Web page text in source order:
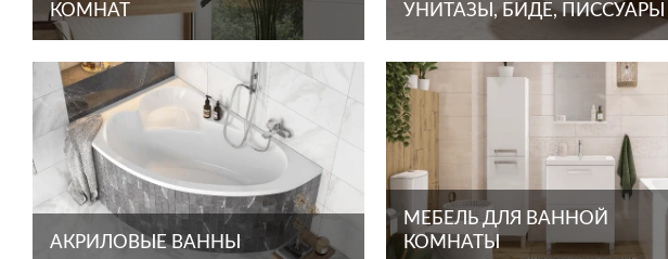
КОМНАТ
УНИТАЗЫ, БИДЕ, ПИССУАРЫ
АКРИЛОВЫЕ ВАННЫ
МЕБЕЛЬ ДЛЯ ВАННОЙ
КОМНАТЫ